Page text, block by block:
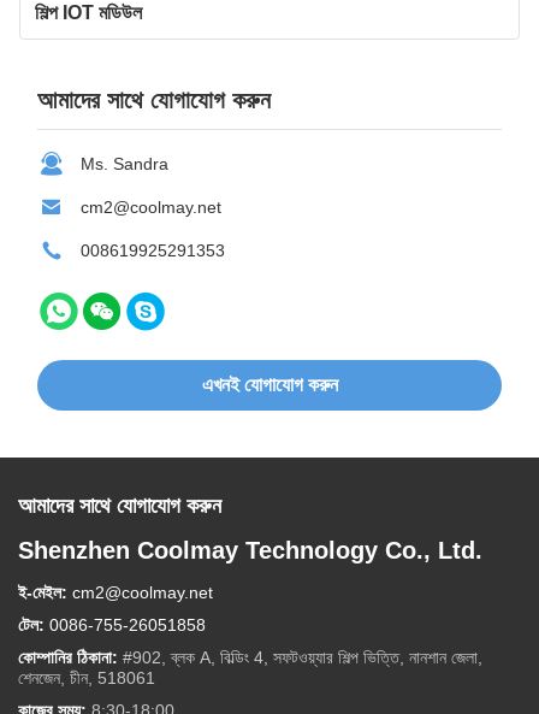
শিল্প IOT মডিউল
আমাদের সাথে যোগাযোগ করুন
Ms. Sandra
cm2@coolmay.net
008619925291353
এখনই যোগাযোগ করুন
আমাদের সাথে যোগাযোগ করুন
Shenzhen Coolmay Technology Co., Ltd.
ই-মেইল: cm2@coolmay.net
টেল: 0086-755-26051858
কোম্পানির ঠিকানা: #902, ব্লক A, বিল্ডিং 4, সফটওয়্যার শিল্প ভিত্তি, নানশান জেলা,
শেনজেন, চীন, 518061
কাজের সময়: 8:30-18:00